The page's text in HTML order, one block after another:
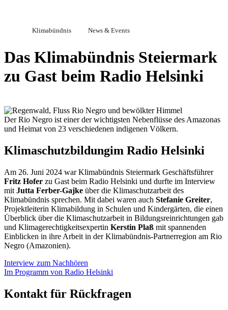
Klimabündnis News & Events
Das Klimabündnis Steiermark
zu Gast beim Radio Helsinki
Der Rio Negro ist einer der wichtigsten Nebenflüsse des Amazonas
und Heimat von 23 verschiedenen indigenen Völkern.
Klimaschutzbildungim Radio Helsinki
Am 26. Juni 2024 war Klimabündnis Steiermark Geschäftsführer
Fritz Hofer zu Gast beim Radio Helsinki und durfte im Interview
mit Jutta Ferber-Gajke über die Klimaschutzarbeit des
Klimabündnis sprechen. Mit dabei waren auch Stefanie Greiter,
Projektleiterin Klimabildung in Schulen und Kindergärten, die einen
Überblick über die Klimaschutzarbeit in Bildungsreinrichtungen gab
und Klimagerechtigkeitsexpertin Kerstin Plaß mit spannenden
Einblicken in ihre Arbeit in der Klimabündnis-Partnerregion am Rio
Negro (Amazonien).
Interview zum Nachhören
Im Programm von Radio Helsinki
Kontakt für Rückfragen